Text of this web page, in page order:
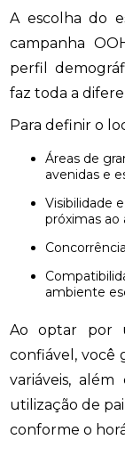
A escolha do
campanha
perfil
faz toda a
Para definir o
Áreas de grande circulação, como centros comerciais,
avenidas e
Visibilidade e o tempo que as pessoas permanecem
próximas ao
Compatibilidade do formato do anúncio com o
ambiente
Ao optar por
confiável, você
variáveis,
utilização de
conforme o